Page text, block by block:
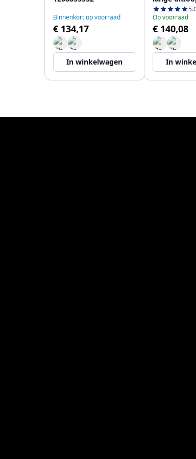
Binnenkort op voorraad
€ 134,17
In winkelwagen
1208853572
Op voorraad
€ 140,08
In